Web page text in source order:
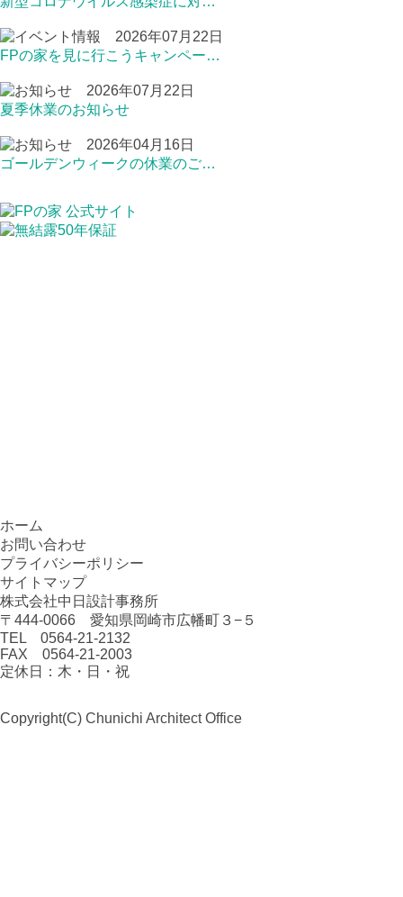
2026年07月22日
FPの家を見に行こうキャンペー…
2026年07月22日
夏季休業のお知らせ
2026年04月16日
ゴールデンウィークの休業のご…
ホーム
お問い合わせ
プライバシーポリシー
サイトマップ
株式会社中日設計事務所
〒444-0066 愛知県岡崎市広幡町３−５
TEL 0564-21-2132
FAX 0564-21-2003
定休日：木・日・祝
Copyright(C) Chunichi Architect Office